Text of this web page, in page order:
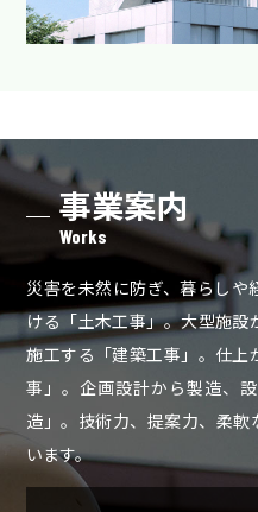
事業案内
Works
災害を未然に防ぎ、暮らし
ける「土木工事」。大型施設
施工する「建築工事」。仕上
事」。企画設計から製造、
造」。技術力、提案力、柔軟
います。